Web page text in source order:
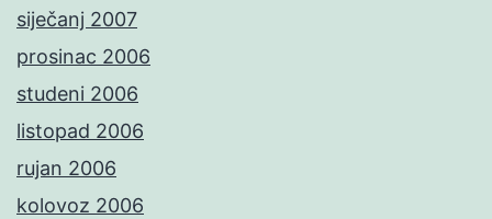
siječanj 2007
prosinac 2006
studeni 2006
listopad 2006
rujan 2006
kolovoz 2006